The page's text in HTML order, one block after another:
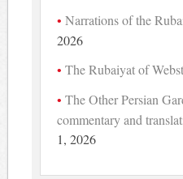
Narrations of the
2026
The Rubaiyat of
The Other Persian
commentary and
1, 2026